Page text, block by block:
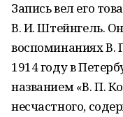
Запись вел его
В. И. Штейнгель.
воспоминаниях В.
1914 году в
названием «В. П.
несчастного,